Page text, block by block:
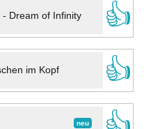
- Dream of Infinity
👍
im Kopf
👍
neu